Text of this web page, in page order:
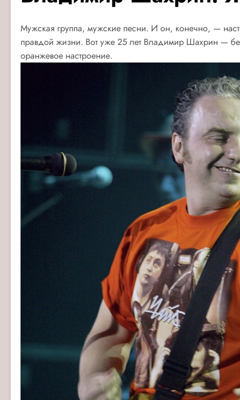
Мужская группа, мужские песни. И он, конечно, —
правдой жизни. Вот уже 25 лет Владимир Шахрин —
оранжевое настроение.